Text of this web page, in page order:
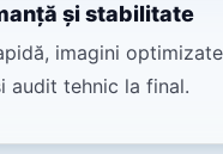
și stabilitate
imagini
audit tehnic la final.